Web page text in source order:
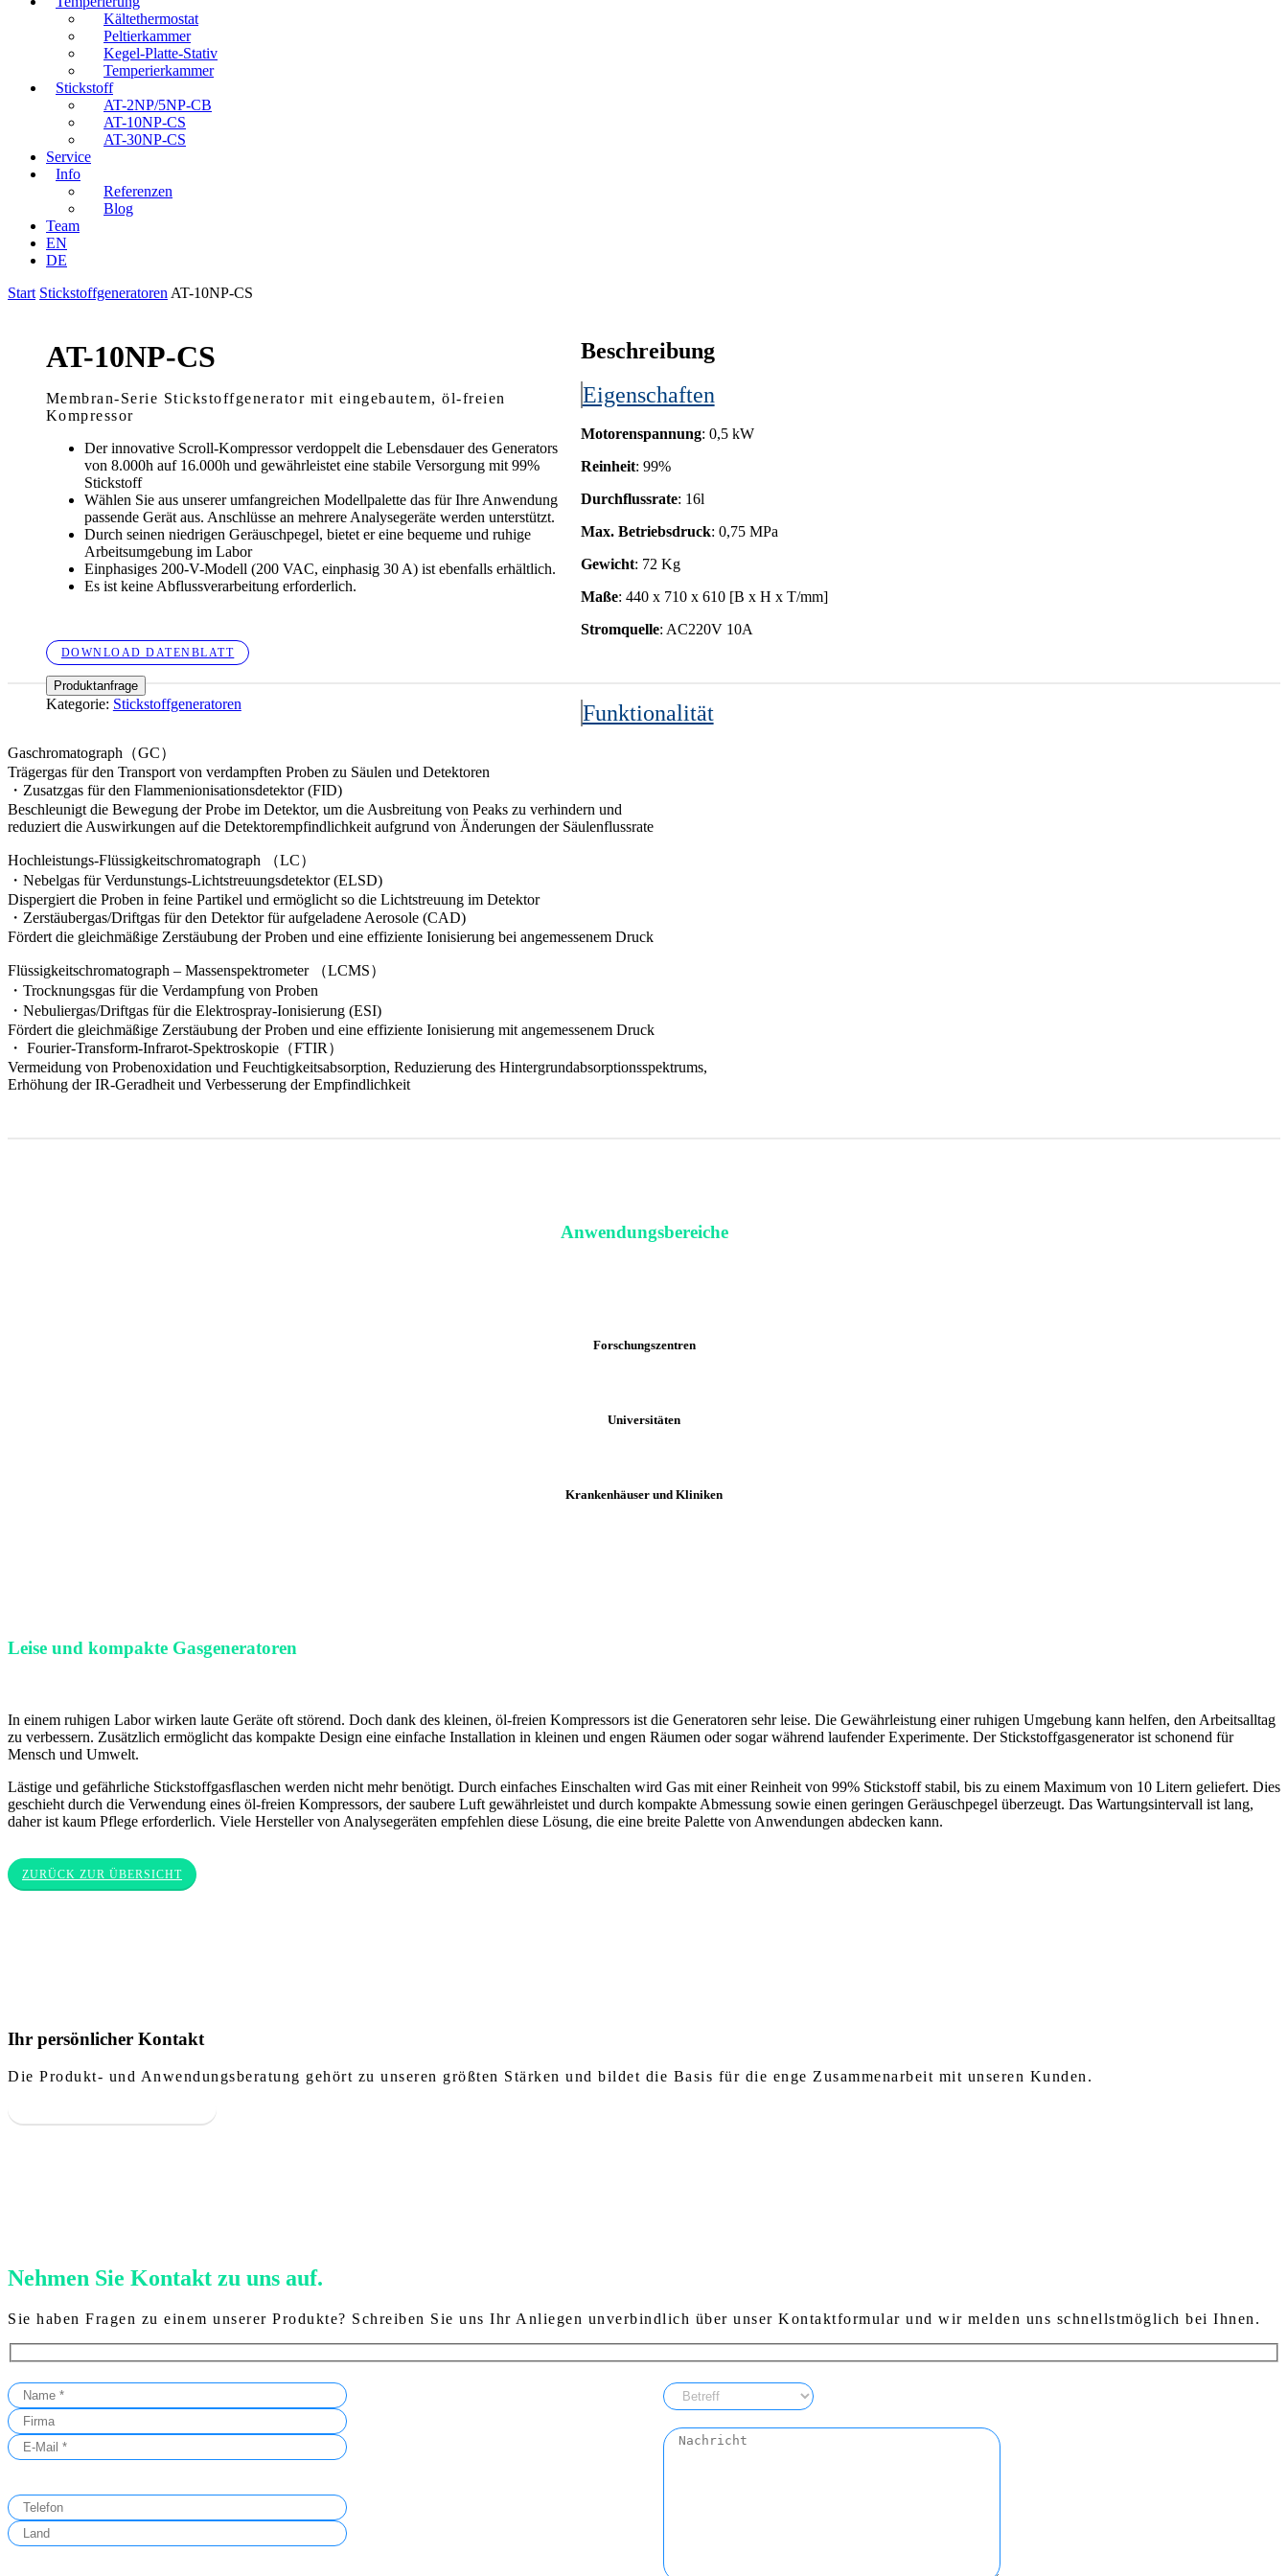
Kältethermostat
Peltierkammer
Kegel-Platte-Stativ
Temperierkammer
Stickstoff
AT-2NP/5NP-CB
AT-10NP-CS
AT-30NP-CS
Service
Info
Referenzen
Blog
Team
EN
DE
Start Stickstoffgeneratoren AT-10NP-CS
AT-10NP-CS
Membran-Serie Stickstoffgenerator mit eingebautem, öl-freien
Kompressor
Der innovative Scroll-Kompressor verdoppelt die Lebensdauer des Generators
von 8.000h auf 16.000h und gewährleistet eine stabile Versorgung mit 99%
Stickstoff
Wählen Sie aus unserer umfangreichen Modellpalette das für Ihre Anwendung
passende Gerät aus. Anschlüsse an mehrere Analysegeräte werden unterstützt.
Durch seinen niedrigen Geräuschpegel, bietet er eine bequeme und ruhige
Arbeitsumgebung im Labor
Einphasiges 200-V-Modell (200 VAC, einphasig 30 A) ist ebenfalls erhältlich.
Es ist keine Abflussverarbeitung erforderlich.
DOWNLOAD DATENBLATT
Produktanfrage
Kategorie: Stickstoffgeneratoren
Beschreibung
Eigenschaften
Motorenspannung: 0,5 kW
Reinheit: 99%
Durchflussrate: 16l
Max. Betriebsdruck: 0,75 MPa
Gewicht: 72 Kg
Maße: 440 x 710 x 610 [B x H x T/mm]
Stromquelle: AC220V 10A
Funktionalität
Gaschromatograph（GC）
Trägergas für den Transport von verdampften Proben zu Säulen und Detektoren
・Zusatzgas für den Flammenionisationsdetektor (FID)
Beschleunigt die Bewegung der Probe im Detektor, um die Ausbreitung von Peaks zu verhindern und
reduziert die Auswirkungen auf die Detektorempfindlichkeit aufgrund von Änderungen der Säulenflussrate
Hochleistungs-Flüssigkeitschromatograph （LC）
・Nebelgas für Verdunstungs-Lichtstreuungsdetektor (ELSD)
Dispergiert die Proben in feine Partikel und ermöglicht so die Lichtstreuung im Detektor
・Zerstäubergas/Driftgas für den Detektor für aufgeladene Aerosole (CAD)
Fördert die gleichmäßige Zerstäubung der Proben und eine effiziente Ionisierung bei angemessenem Druck
Flüssigkeitschromatograph – Massenspektrometer （LCMS）
・Trocknungsgas für die Verdampfung von Proben
・Nebuliergas/Driftgas für die Elektrospray-Ionisierung (ESI)
Fördert die gleichmäßige Zerstäubung der Proben und eine effiziente Ionisierung mit angemessenem Druck
・ Fourier-Transform-Infrarot-Spektroskopie（FTIR）
Vermeidung von Probenoxidation und Feuchtigkeitsabsorption, Reduzierung des Hintergrundabsorptionsspektrums,
Erhöhung der IR-Geradheit und Verbesserung der Empfindlichkeit
Anwendungsbereiche
Forschungszentren
Universitäten
Krankenhäuser und Kliniken
Leise und kompakte Gasgeneratoren
In einem ruhigen Labor wirken laute Geräte oft störend. Doch dank des kleinen, öl-freien Kompressors ist die Generatoren sehr leise. Die Gewährleistung einer ruhigen Umgebung kann helfen, den Arbeitsalltag
zu verbessern. Zusätzlich ermöglicht das kompakte Design eine einfache Installation in kleinen und engen Räumen oder sogar während laufender Experimente. Der Stickstoffgasgenerator ist schonend für
Mensch und Umwelt.
Lästige und gefährliche Stickstoffgasflaschen werden nicht mehr benötigt. Durch einfaches Einschalten wird Gas mit einer Reinheit von 99% Stickstoff stabil, bis zu einem Maximum von 10 Litern geliefert. Dies
geschieht durch die Verwendung eines öl-freien Kompressors, der saubere Luft gewährleistet und durch kompakte Abmessung sowie einen geringen Geräuschpegel überzeugt. Das Wartungsintervall ist lang,
daher ist kaum Pflege erforderlich. Viele Hersteller von Analysegeräten empfehlen diese Lösung, die eine breite Palette von Anwendungen abdecken kann.
ZURÜCK ZUR ÜBERSICHT
Ihr persönlicher Kontakt
Die Produkt- und Anwendungsberatung gehört zu unseren größten Stärken und bildet die Basis für die enge Zusammenarbeit mit unseren Kunden.
Nehmen Sie Kontakt zu uns auf.
Sie haben Fragen zu einem unserer Produkte? Schreiben Sie uns Ihr Anliegen unverbindlich über unser Kontaktformular und wir melden uns schnellstmöglich bei Ihnen.